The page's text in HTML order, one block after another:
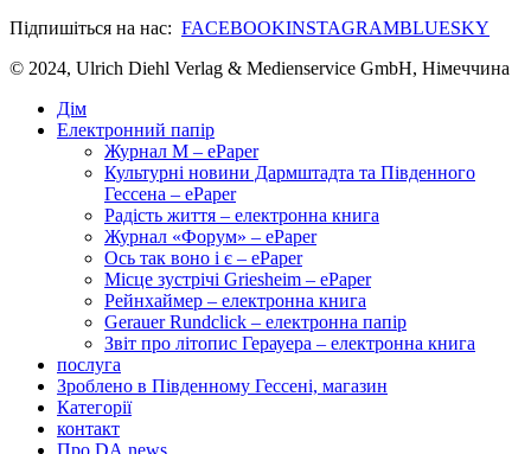
Підпишіться на нас: FACEBOOKINSTAGRAMBLUESKY
© 2024, Ulrich Diehl Verlag & Medienservice GmbH, Німеччина
Дім
Електронний папір
Журнал M – ePaper
Культурні новини Дармштадта та Південного
Гессена – ePaper
Радість життя – електронна книга
Журнал «Форум» – ePaper
Ось так воно і є – ePaper
Місце зустрічі Griesheim – ePaper
Рейнхаймер – електронна книга
Gerauer Rundclick – електронна папір
Звіт про літопис Герауера – електронна книга
послуга
Зроблено в Південному Гессені, магазин
Категорії
контакт